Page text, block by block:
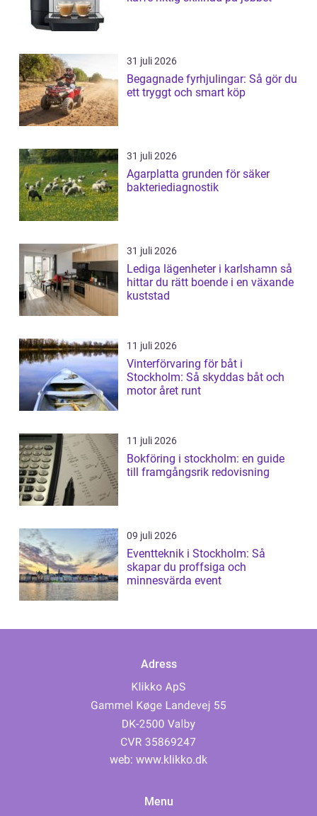
31 juli 2026
Begagnade fyrhjulingar: Så gör du
ett tryggt och smart köp
31 juli 2026
Agarplatta grunden för säker
bakteriediagnostik
31 juli 2026
Lediga lägenheter i karlshamn så
hittar du rätt boende i en växande
kuststad
11 juli 2026
Vinterförvaring för båt i
Stockholm: Så skyddas båt och
motor året runt
11 juli 2026
Bokföring i stockholm: en guide
till framgångsrik redovisning
09 juli 2026
Eventteknik i Stockholm: Så
skapar du proffsiga och
minnesvärda event
Adress
web: www.klikko.dk
Menu